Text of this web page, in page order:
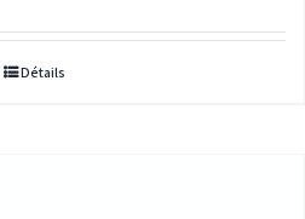
Détails